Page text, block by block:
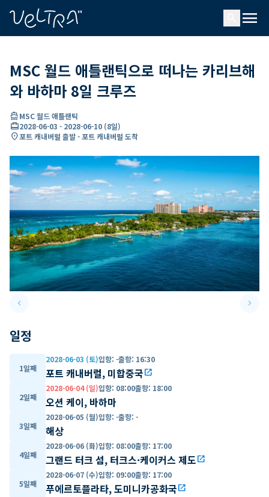
menu
MSC 월드 애틀랜틱으로 떠나는 카리브해
와 바하마 8일 크루즈
directions_boatMSC 월드 애틀랜틱
card_travel2028-06-03 - 2028-06-10 (8일)
location_on포트 캐내버럴 출발 - 포트 캐내버럴 도착
keyboard_arrow_leftPrevious slide keyboard_arrow_right
일정
1일째
2028-06-03 (토)입항: -출항: 16:30
포트 캐내버럴, 미합중국open_in_new
2일째
2028-06-04 (일)입항: 08:00출항: 18:00
오션 케이, 바하마
3일째
2028-06-05 (월)입항: -출항: -
해상
4일째
2028-06-06 (화)입항: 08:00출항: 17:00
그랜드 터크 섬, 터크스·케이커스 제도open_in_new
5일째
2028-06-07 (수)입항: 09:00출항: 17:00
푸에르토플라타, 도미니카공화국open_in_new